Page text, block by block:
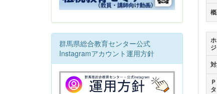
ジ
タ
群馬県総合教育センター公式
Instagramアカウント運用方針